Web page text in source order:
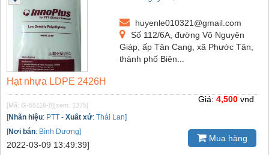
huyenle010321@gmail.com
Số 112/6A, đường Võ Nguyên
Giáp, ấp Tân Cang, xã Phước Tân,
thành phố Biên...
Hạt nhựa LDPE 2426H
[Mã: G-55116-8] [xem: 1375]
[Nhãn hiệu: PTT - Xuất xứ: Thái Lan]
[Nơi bán: Bình Dương]
2022-03-09 13:49:39]
Giá: 4,500 vnđ
Mua hàng